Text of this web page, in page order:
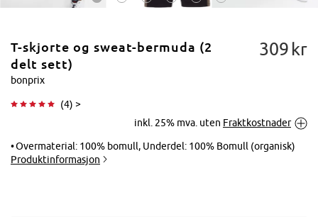
forstørre
T-skjorte og sweat-bermuda (2
delt sett)
bonprix
(4) >
309 kr
inkl. 25% mva. uten Fraktkostnader
Overmaterial: 100% bomull, Underdel: 100% Bomull (organisk)
Produktinformasjon